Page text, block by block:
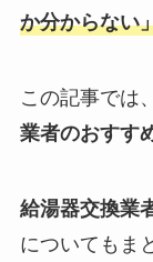
か分からない
この記事では、
業者のおすす
給湯器交換業
についてもま